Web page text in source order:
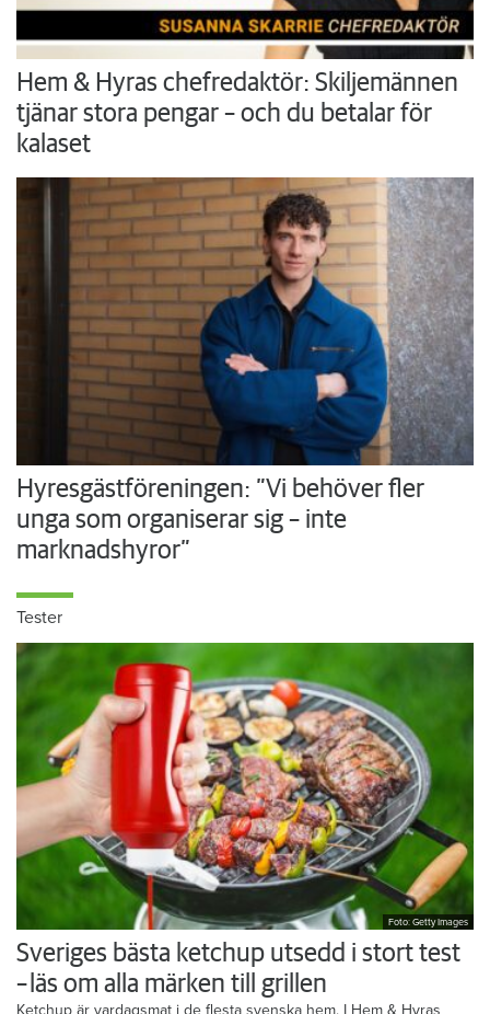
Hem & Hyras chefredaktör: Skiljemännen
tjänar stora pengar – och du betalar för
kalaset
Hyresgästföreningen: ”Vi behöver fler
unga som organiserar sig – inte
marknadshyror”
Tester
Foto: Getty Images
Sveriges bästa ketchup utsedd i stort test
– läs om alla märken till grillen